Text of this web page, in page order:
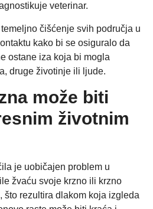
veterinar.
čišćenje svih područja u
kako bi se osiguralo da
ostane iza koja bi mogla
druge životinje ili ljude.
može biti
životnim
je uobičajen problem u
žvaću svoje krzno ili krzno
što rezultira dlakom koja izgleda